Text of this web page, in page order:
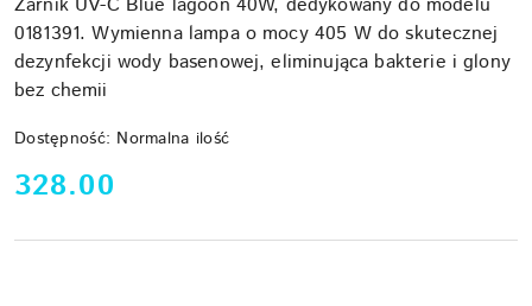
0181391. Wymienna lampa o mocy 405 W do skutecznej
dezynfekcji wody basenowej, eliminująca bakterie i glony
bez chemii
Dostępność: Normalna ilość
cena:
328.00